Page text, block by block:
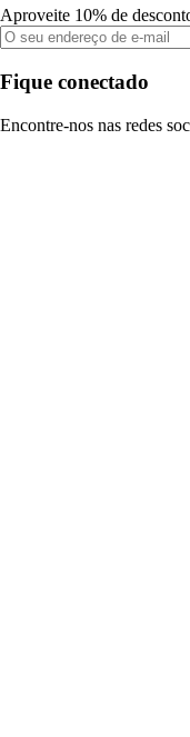
Aproveite 10% de
Fique conectado
Encontre-nos nas redes